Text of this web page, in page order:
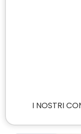
I NOSTRI